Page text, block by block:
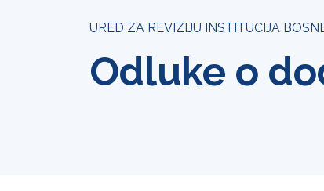
URED ZA REVIZIJU INSTITUCIJA
Odluke o